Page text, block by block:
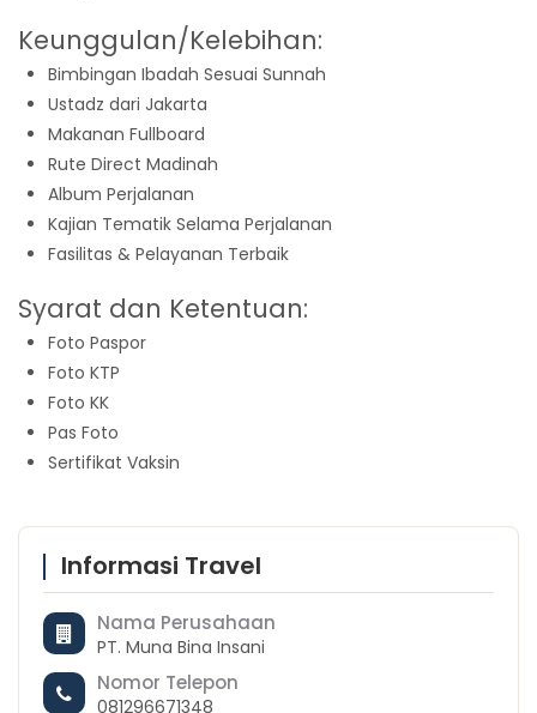
Keunggulan/Kelebihan:
Bimbingan Ibadah Sesuai Sunnah
Ustadz dari Jakarta
Makanan Fullboard
Rute Direct Madinah
Album Perjalanan
Kajian Tematik Selama Perjalanan
Fasilitas & Pelayanan Terbaik
Syarat dan Ketentuan:
Foto Paspor
Foto KTP
Foto KK
Pas Foto
Sertifikat Vaksin
Informasi Travel
Nama Perusahaan
PT. Muna Bina Insani
Nomor Telepon
081296671348